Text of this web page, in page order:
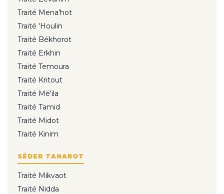
Traité Mena'hot
Traité 'Houlin
Traité Békhorot
Traité Erkhin
Traité Temoura
Traité Kritout
Traité Mé'ila
Traité Tamid
Traité Midot
Traité Kinim
SÉDER TAHAROT
Traité Mikvaot
Traité Nidda